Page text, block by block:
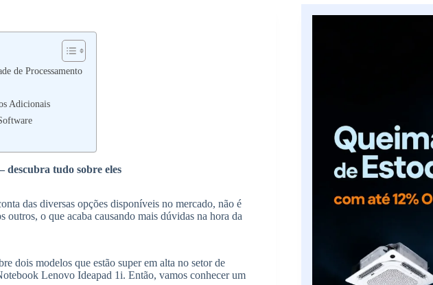
de Processamento
Adicionais
tudo sobre eles
das diversas opções disponíveis no mercado, não é
o que acaba causando mais dúvidas na hora da
dois modelos que estão super em alta no setor de
Lenovo Ideapad 1i. Então, vamos conhecer um